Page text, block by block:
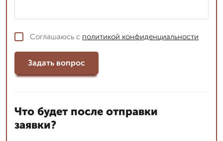
Соглашаюсь с политикой конфиденциальности
Задать вопрос
Что будет после отправки
заявки?